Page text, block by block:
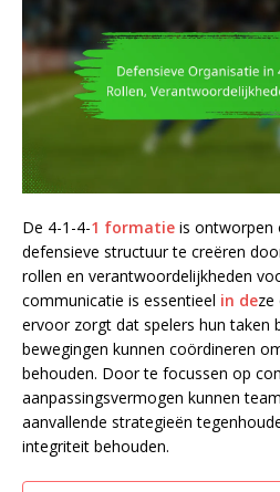
De 4-1-4-1 formatie is ontworpen
defensieve structuur te creëren
rollen en verantwoordelijkheden
communicatie is essentieel in deze
ervoor zorgt dat spelers hun taken
bewegingen kunnen coördineren
behouden. Door te focussen op
aanpassingsvermogen kunnen
aanvallende strategieën
integriteit behouden.